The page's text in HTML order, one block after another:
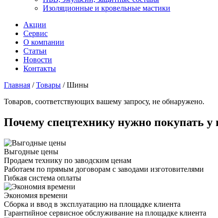
Изоляционные и кровельные мастики
Акции
Сервис
О компании
Статьи
Новости
Контакты
Главная /Товары /Шины
Товаров, соответствующих вашему запросу, не обнаружено.
Почему спецтехнику нужно покупать у
Выгодные цены
Продаем технику по заводским ценам
Работаем по прямым договорам с заводами изготовителями
Гибкая система оплаты
Экономия времени
Сборка и ввод в эксплуатацию на площадке клиента
Гарантийное сервисное обслуживание на площадке клиента